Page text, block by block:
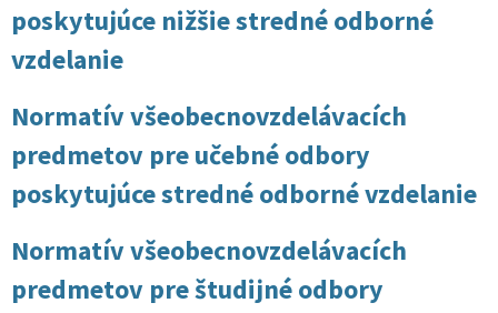
poskytujúce nižšie stredné odborné
vzdelanie
Normatív všeobecnovzdelávacích
predmetov pre učebné odbory
poskytujúce stredné odborné vzdelanie
Normatív všeobecnovzdelávacích
predmetov pre študijné odbory